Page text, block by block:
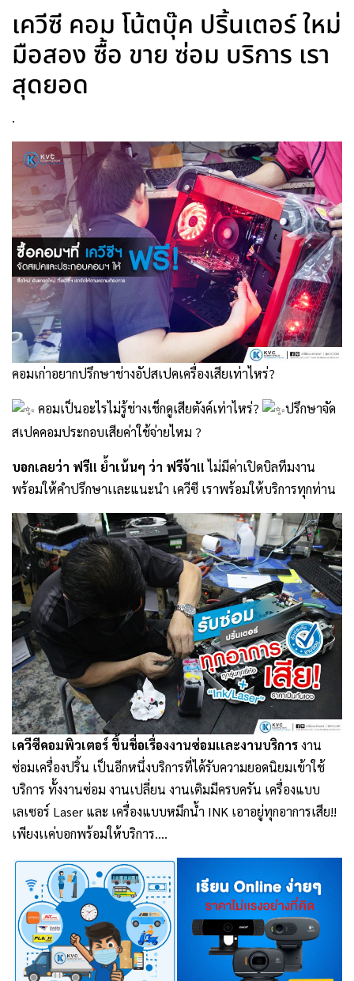
เควีซี คอม โน้ตบุ๊ค ปริ้นเตอร์ ใหม่
มือสอง ซื้อ ขาย ซ่อม บริการ เรา
สุดยอด
.
คอมเก่าอยากปรึกษาช่างอัปสเปคเครื่องเสียเท่าไหร่?
คอมเป็นอะไรไม่รู้ช่างเช็กดูเสียตังค์เท่าไหร่?
ปรึกษาจัด
สเปคคอมประกอบเสียค่าใช้จ่ายไหม ?
บอกเลยว่า ฟรี!! ย้ำเน้นๆ ว่า ฟรีจ้า!!ไม่มีค่าเปิดบิลทีมงาน
พร้อมให้คำปรึกษาเเละแนะนำ เควีซี เราพร้อมให้บริการทุกท่าน
เควีซีคอมพิวเตอร์ ขึ้นชื่อเรื่องงานซ่อมเเละงานบริการงาน
ซ่อมเครื่องปริ้น เป็นอีกหนึ่งบริการที่ได้รับความยอดนิยมเข้าใช้
บริการ ทั้งงานซ่อม งานเปลี่ยน งานเติมมีครบครัน เครื่องแบบ
เลเซอร์ Laser และ เครื่องแบบหมึกน้ำ INK เอาอยู่ทุกอาการเสีย!!
เพียงเเค่บอกพร้อมให้บริการ….